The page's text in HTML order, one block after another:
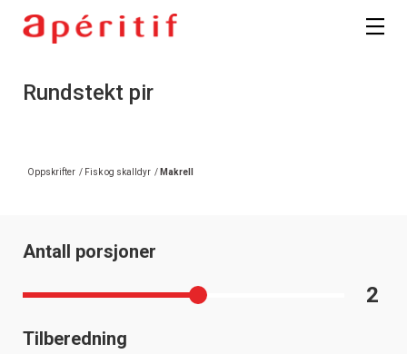
Rundstekt pir
Oppskrifter / Fisk og skalldyr / Makrell
Antall porsjoner
2
Tilberedning